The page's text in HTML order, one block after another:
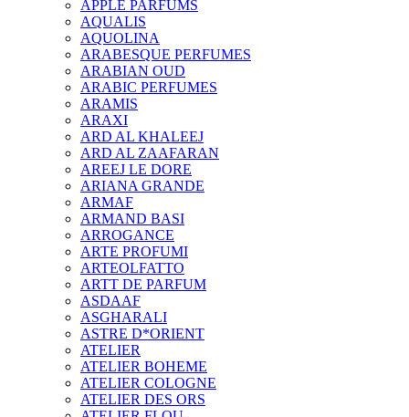
APPLE PARFUMS
AQUALIS
AQUOLINA
ARABESQUE PERFUMES
ARABIAN OUD
ARABIC PERFUMES
ARAMIS
ARAXI
ARD AL KHALEEJ
ARD AL ZAAFARAN
AREEJ LE DORE
ARIANA GRANDE
ARMAF
ARMAND BASI
ARROGANCE
ARTE PROFUMI
ARTEOLFATTO
ARTT DE PARFUM
ASDAAF
ASGHARALI
ASTRE D*ORIENT
ATELIER
ATELIER BOHEME
ATELIER COLOGNE
ATELIER DES ORS